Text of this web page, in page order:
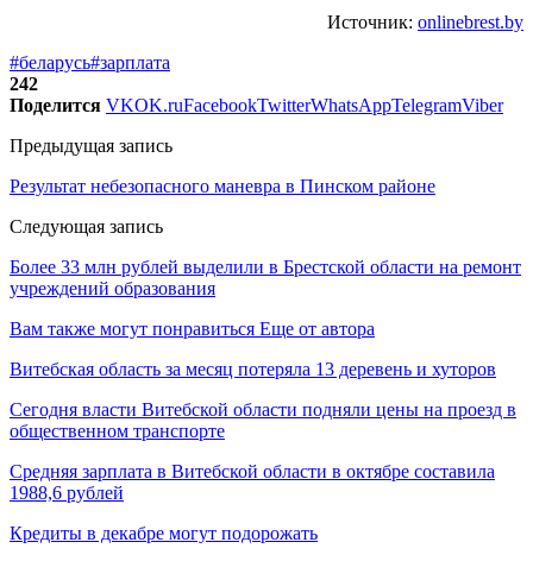
Источник: onlinebrest.by
#беларусь#зарплата
242
Поделится VKOK.ruFacebookTwitterWhatsAppTelegramViber
Предыдущая запись
Результат небезопасного маневра в Пинском районе
Следующая запись
Более 33 млн рублей выделили в Брестской области на ремонт
учреждений образования
Вам также могут понравиться Еще от автора
Витебская область за месяц потеряла 13 деревень и хуторов
Сегодня власти Витебской области подняли цены на проезд в
общественном транспорте
Средняя зарплата в Витебской области в октябре составила
1988,6 рублей
Кредиты в декабре могут подорожать